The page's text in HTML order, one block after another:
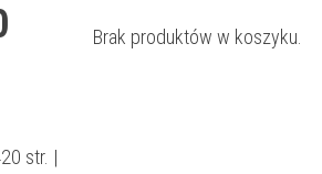
str. |
Brak produktów w koszyku.